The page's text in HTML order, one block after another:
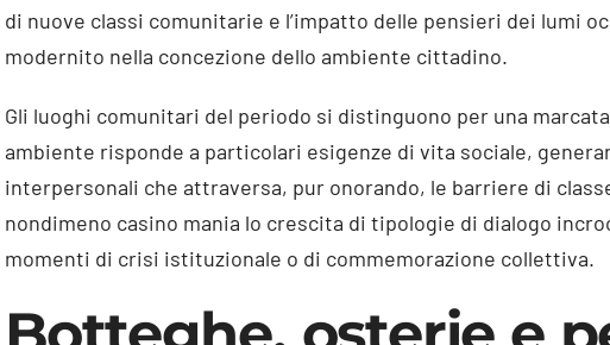
di nuove classi comunitarie e l’impatto delle pensieri dei lumi
modernito nella concezione dello ambiente cittadino.
Gli luoghi comunitari del periodo si distinguono per una
ambiente risponde a particolari esigenze di vita sociale,
interpersonali che attraversa, pur onorando, le barriere di
nondimeno casino mania lo crescita di tipologie di dialogo
momenti di crisi istituzionale o di commemorazione collettiva.